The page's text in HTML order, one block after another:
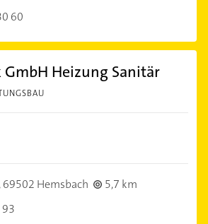
60
Heizung Sanitär
69502 Hemsbach
5,7 km